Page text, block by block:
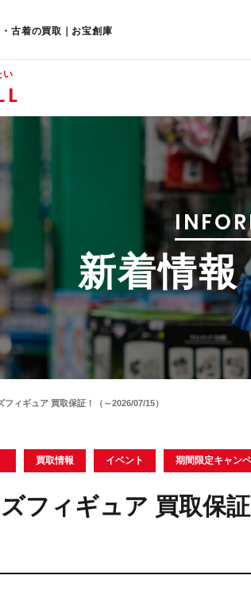
古着の買取｜お宝創庫
い
新着情
フィギュア 買取保証！（～2026/07/15）
買取情報 イベント 期間限定キャン
フィギュア 買取保